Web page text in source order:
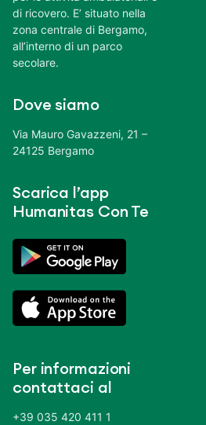
di ricovero. E’ situato nella
zona centrale di Bergamo,
all’interno di un parco
secolare.
Dove siamo
Via Mauro Gavazzeni, 21 –
24125 Bergamo
Scarica l’app
Humanitas Con Te
Per informazioni
contattaci al
+39 035 420 411 1